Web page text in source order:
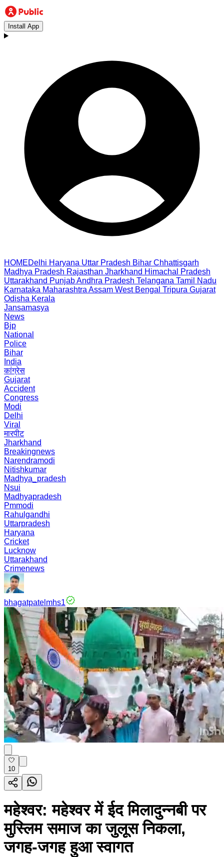
Install App
HOMEDelhi Haryana Uttar Pradesh Bihar Chhattisgarh
Madhya Pradesh Rajasthan Jharkhand Himachal Pradesh
Uttarakhand PunjabAndhra Pradesh Telangana Tamil Nadu
Karnataka Maharashtra Assam West Bengal Tripura Gujarat
Odisha Kerala
Jansamasya
News
Bjp
National
Police
Bihar
India
कांग्रेस
Gujarat
Accident
Congress
Modi
Delhi
Viral
मारपीट
Jharkhand
Breakingnews
Narendramodi
Nitishkumar
Madhya_pradesh
Nsui
Madhyapradesh
Pmmodi
Rahulgandhi
Uttarpradesh
Haryana
Cricket
Lucknow
Uttarakhand
Crimenews
bhagatpatelmhs1
10
महेश्वर: महेश्वर में ईद मिलादुन्नबी पर
मुस्लिम समाज का जुलूस निकला,
जगह-जगह हुआ स्वागत